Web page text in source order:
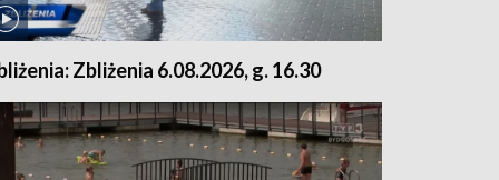
Zbliżenia 6.08.2026, g. 16.30